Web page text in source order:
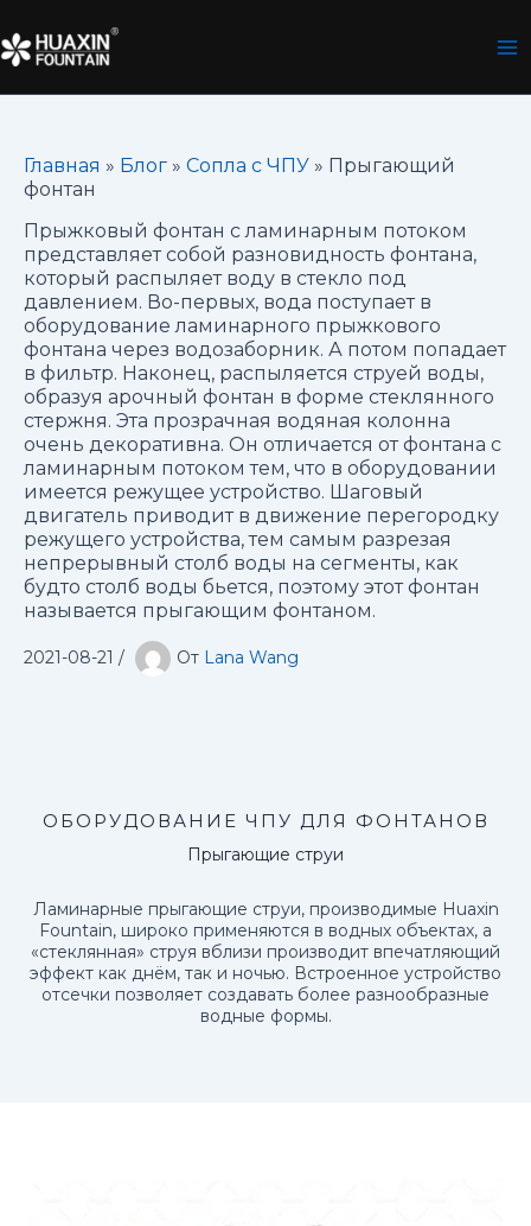
содержимому
Главная » Блог » Сопла с ЧПУ » Прыгающий
фонтан
Прыжковый фонтан с ламинарным потоком
представляет собой разновидность фонтана,
который распыляет воду в стекло под
давлением. Во-первых, вода поступает в
оборудование ламинарного прыжкового
фонтана через водозаборник. А потом попадает
в фильтр. Наконец, распыляется струей воды,
образуя арочный фонтан в форме стеклянного
стержня. Эта прозрачная водяная колонна
очень декоративна. Он отличается от фонтана с
ламинарным потоком тем, что в оборудовании
имеется режущее устройство. Шаговый
двигатель приводит в движение перегородку
режущего устройства, тем самым разрезая
непрерывный столб воды на сегменты, как
будто столб воды бьется, поэтому этот фонтан
называется прыгающим фонтаном.
2021-08-21 / От Lana Wang
ОБОРУДОВАНИЕ ЧПУ ДЛЯ ФОНТАНОВ
Прыгающие струи
Ламинарные прыгающие струи, производимые Huaxin
Fountain, широко применяются в водных объектах, а
«стеклянная» струя вблизи производит впечатляющий
эффект как днём, так и ночью. Встроенное устройство
отсечки позволяет создавать более разнообразные
водные формы.